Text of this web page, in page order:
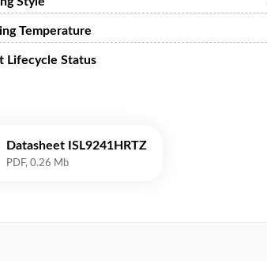
Temperature
Lifecycle Status
Datasheet ISL9241HRTZ